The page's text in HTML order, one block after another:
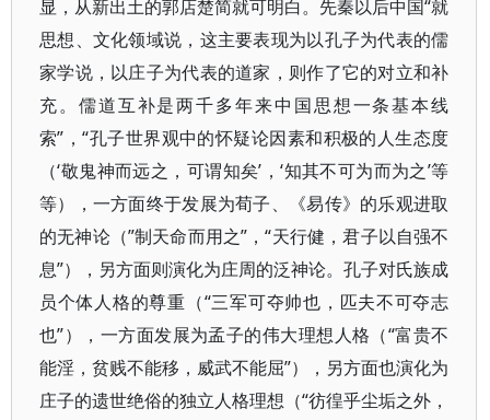
显，从新出土的郭店楚简就可明白。先秦以后中国“就
思想、文化领域说，这主要表现为以孔子为代表的儒
家学说，以庄子为代表的道家，则作了它的对立和补
充。儒道互补是两千多年来中国思想一条基本线
索”，“孔子世界观中的怀疑论因素和积极的人生态度
（‘敬鬼神而远之，可谓知矣’，‘知其不可为而为之’等
等），一方面终于发展为荀子、《易传》的乐观进取
的无神论（”制天命而用之”，“天行健，君子以自强不
息”），另方面则演化为庄周的泛神论。孔子对氏族成
员个体人格的尊重（“三军可夺帅也，匹夫不可夺志
也”），一方面发展为孟子的伟大理想人格（“富贵不
能淫，贫贱不能移，威武不能屈”），另方面也演化为
庄子的遗世绝俗的独立人格理想（“彷徨乎尘垢之外，